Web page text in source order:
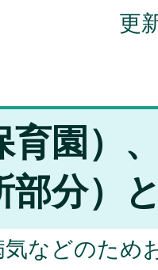
更
育園）
部分）
などのため